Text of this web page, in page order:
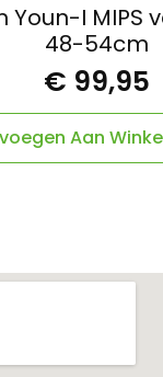
Youn-I MIPS
48-54cm
€ 99,95
Aan